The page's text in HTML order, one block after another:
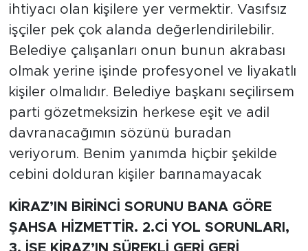
ihtiyacı olan kişilere yer vermektir. Vasıfsız
işçiler pek çok alanda değerlendirilebilir.
Belediye çalışanları onun bunun akrabası
olmak yerine işinde profesyonel ve liyakatlı
kişiler olmalıdır. Belediye başkanı seçilirsem
parti gözetmeksizin herkese eşit ve adil
davranacağımın sözünü buradan
veriyorum. Benim yanımda hiçbir şekilde
cebini dolduran kişiler barınamayacak
KİRAZ’IN BİRİNCİ SORUNU BANA GÖRE
ŞAHSA HİZMETTİR. 2.Cİ YOL SORUNLARI,
3. İSE KİRAZ’IN SÜREKLİ GERİ GERİ